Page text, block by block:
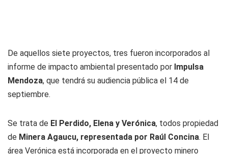
De aquellos siete proyectos, tres fueron incorporados al
informe de impacto ambiental presentado por Impulsa
Mendoza, que tendrá su audiencia pública el 14 de
septiembre.
Se trata de El Perdido, Elena y Verónica, todos propiedad
de Minera Agaucu, representada por Raúl Concina. El
área Verónica está incorporada en el proyecto minero